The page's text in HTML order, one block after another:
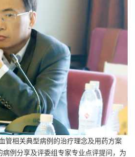
管相关典型病例的治疗理念及用药方案
例分享及评委组专家专业点评提问，为